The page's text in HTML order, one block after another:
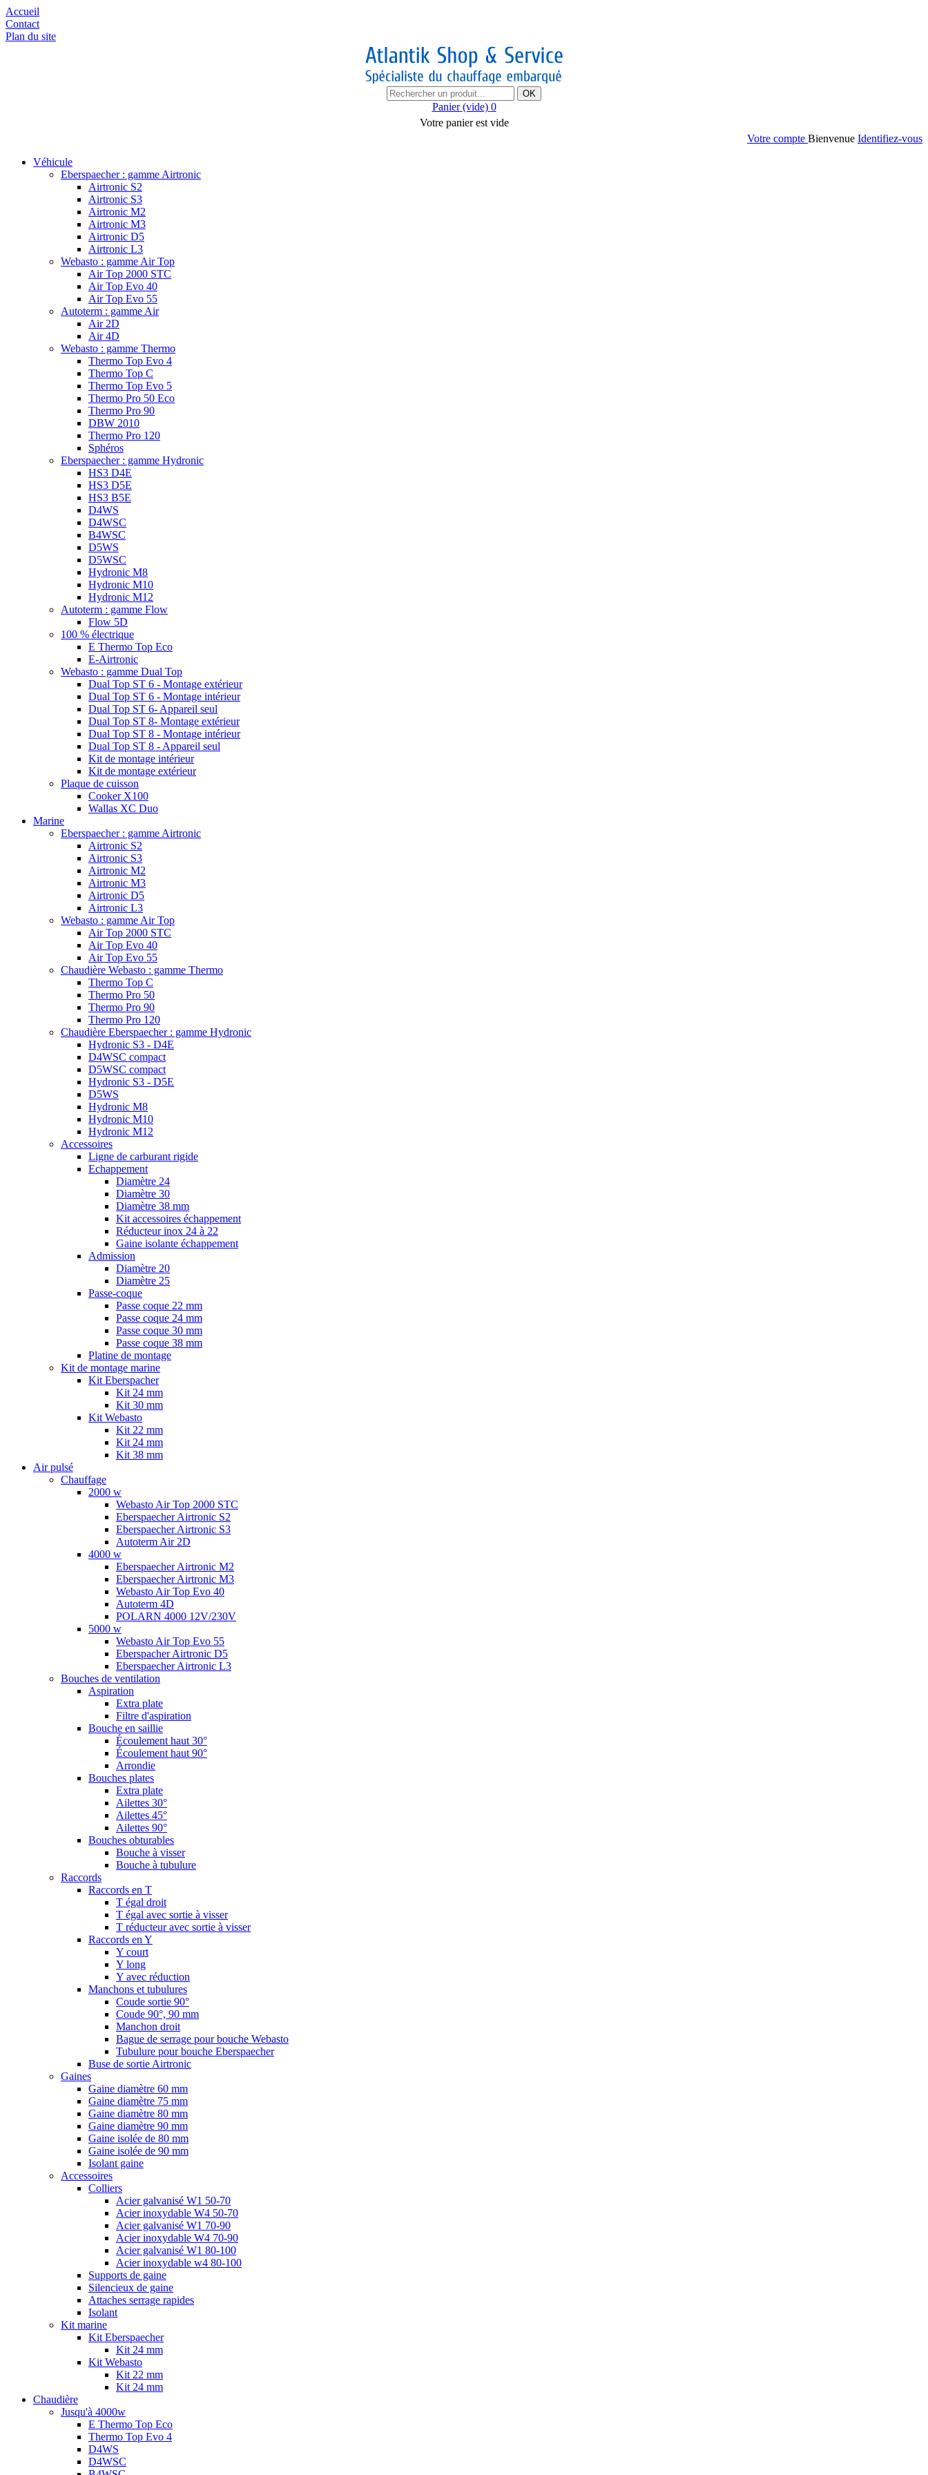
Accueil
Contact
Plan du site
OK
Panier (vide) 0
Votre panier est vide
Votre compte Bienvenue Identifiez-vous
Véhicule
Eberspaecher : gamme Airtronic
Airtronic S2
Airtronic S3
Airtronic M2
Airtronic M3
Airtronic D5
Airtronic L3
Webasto : gamme Air Top
Air Top 2000 STC
Air Top Evo 40
Air Top Evo 55
Autoterm : gamme Air
Air 2D
Air 4D
Webasto : gamme Thermo
Thermo Top Evo 4
Thermo Top C
Thermo Top Evo 5
Thermo Pro 50 Eco
Thermo Pro 90
DBW 2010
Thermo Pro 120
Sphéros
Eberspaecher : gamme Hydronic
HS3 D4E
HS3 D5E
HS3 B5E
D4WS
D4WSC
B4WSC
D5WS
D5WSC
Hydronic M8
Hydronic M10
Hydronic M12
Autoterm : gamme Flow
Flow 5D
100 % électrique
E Thermo Top Eco
E-Airtronic
Webasto : gamme Dual Top
Dual Top ST 6 - Montage extérieur
Dual Top ST 6 - Montage intérieur
Dual Top ST 6- Appareil seul
Dual Top ST 8- Montage extérieur
Dual Top ST 8 - Montage intérieur
Dual Top ST 8 - Appareil seul
Kit de montage intérieur
Kit de montage extérieur
Plaque de cuisson
Cooker X100
Wallas XC Duo
Marine
Eberspaecher : gamme Airtronic
Airtronic S2
Airtronic S3
Airtronic M2
Airtronic M3
Airtronic D5
Airtronic L3
Webasto : gamme Air Top
Air Top 2000 STC
Air Top Evo 40
Air Top Evo 55
Chaudière Webasto : gamme Thermo
Thermo Top C
Thermo Pro 50
Thermo Pro 90
Thermo Pro 120
Chaudière Eberspaecher : gamme Hydronic
Hydronic S3 - D4E
D4WSC compact
D5WSC compact
Hydronic S3 - D5E
D5WS
Hydronic M8
Hydronic M10
Hydronic M12
Accessoires
Ligne de carburant rigide
Echappement
Diamètre 24
Diamètre 30
Diamètre 38 mm
Kit accessoires échappement
Réducteur inox 24 à 22
Gaine isolante échappement
Admission
Diamètre 20
Diamètre 25
Passe-coque
Passe coque 22 mm
Passe coque 24 mm
Passe coque 30 mm
Passe coque 38 mm
Platine de montage
Kit de montage marine
Kit Eberspacher
Kit 24 mm
Kit 30 mm
Kit Webasto
Kit 22 mm
Kit 24 mm
Kit 38 mm
Air pulsé
Chauffage
2000 w
Webasto Air Top 2000 STC
Eberspaecher Airtronic S2
Eberspaecher Airtronic S3
Autoterm Air 2D
4000 w
Eberspaecher Airtronic M2
Eberspaecher Airtronic M3
Webasto Air Top Evo 40
Autoterm 4D
POLARN 4000 12V/230V
5000 w
Webasto Air Top Evo 55
Eberspacher Airtronic D5
Eberspaecher Airtronic L3
Bouches de ventilation
Aspiration
Extra plate
Filtre d'aspiration
Bouche en saillie
Écoulement haut 30°
Écoulement haut 90°
Arrondie
Bouches plates
Extra plate
Ailettes 30°
Ailettes 45°
Ailettes 90°
Bouches obturables
Bouche à visser
Bouche à tubulure
Raccords
Raccords en T
T égal droit
T égal avec sortie à visser
T réducteur avec sortie à visser
Raccords en Y
Y court
Y long
Y avec réduction
Manchons et tubulures
Coude sortie 90°
Coude 90°, 90 mm
Manchon droit
Bague de serrage pour bouche Webasto
Tubulure pour bouche Eberspaecher
Buse de sortie Airtronic
Gaines
Gaine diamètre 60 mm
Gaine diamètre 75 mm
Gaine diamètre 80 mm
Gaine diamètre 90 mm
Gaine isolée de 80 mm
Gaine isolée de 90 mm
Isolant gaine
Accessoires
Colliers
Acier galvanisé W1 50-70
Acier inoxydable W4 50-70
Acier galvanisé W1 70-90
Acier inoxydable W4 70-90
Acier galvanisé W1 80-100
Acier inoxydable w4 80-100
Supports de gaine
Silencieux de gaine
Attaches serrage rapides
Isolant
Kit marine
Kit Eberspaecher
Kit 24 mm
Kit Webasto
Kit 22 mm
Kit 24 mm
Chaudière
Jusqu'à 4000w
E Thermo Top Eco
Thermo Top Evo 4
D4WS
D4WSC